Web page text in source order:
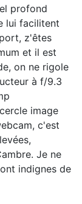
profond
lui facilitent
z'êtes
et il est
on ne rigole
à f/9.3
image
c'est
Je ne
indignes de